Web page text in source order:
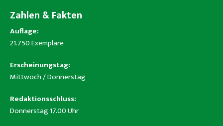
Zahlen & Fakten
Auflage:
21.750 Exemplare
Erscheinungstag:
Mittwoch / Donnerstag
Redaktionsschluss:
Donnerstag 17.00 Uhr